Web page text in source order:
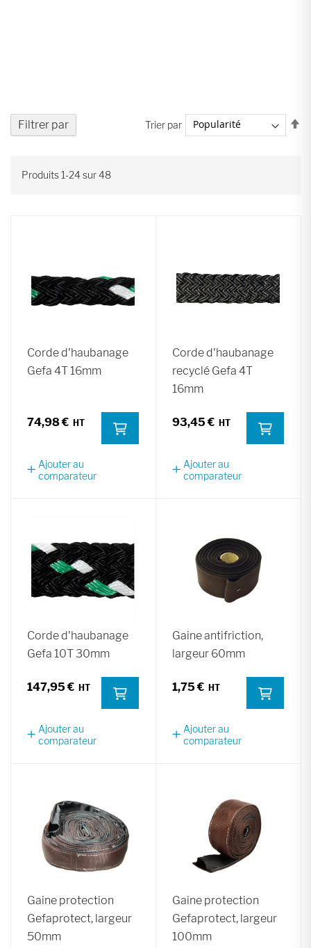
Produits1-24sur48
Trier par
Corde d'haubanage
Gefa 4T 16mm
74,98 €
Ajouter au
comparateur
Corde d'haubanage
recyclé Gefa 4T
16mm
93,45 €
Ajouter au
comparateur
Corde d'haubanage
Gefa 10T 30mm
147,95 €
Ajouter au
comparateur
Gaine antifriction,
largeur 60mm
1,75 €
Ajouter au
comparateur
Gaine protection
Gefaprotect, largeur
50mm
Gaine protection
Gefaprotect, largeur
100mm
Filtrer par